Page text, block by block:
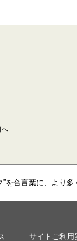
へ
を合言葉に、より
サイトご利用